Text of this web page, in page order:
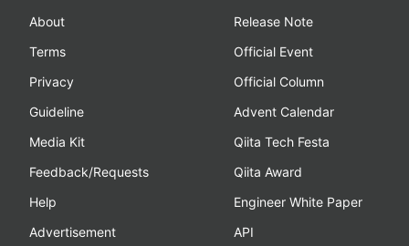
About
Terms
Privacy
Guideline
Media Kit
Feedback/Requests
Help
Advertisement
Release Note
Official Event
Official Column
Advent Calendar
Qiita Tech Festa
Qiita Award
Engineer White Paper
API